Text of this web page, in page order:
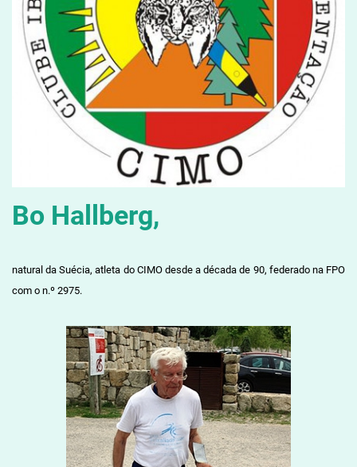
Bo Hallberg,
natural da Suécia, atleta do CIMO desde a década de 90, federado na FPO
com o n.º 2975.